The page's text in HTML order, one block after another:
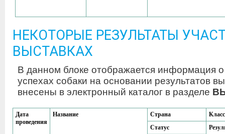
НЕКОТОРЫЕ РЕЗУЛЬТАТЫ
ВЫСТАВКАХ
В данном блоке отображается информация
успехах собаки на основании результатов
внесены в электронный каталог в разделе
Дата
проведения
Название Страна
Класс
Статус